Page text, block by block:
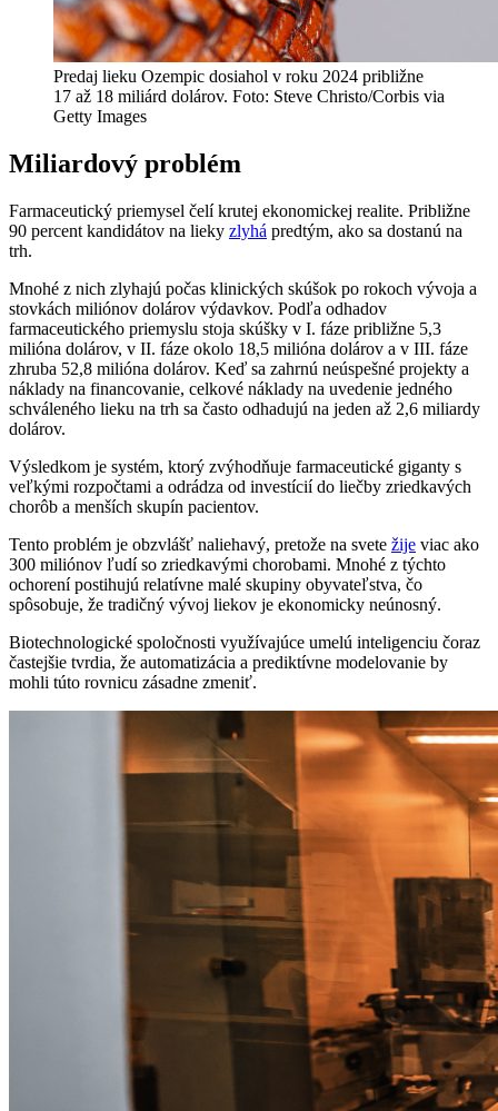
Predaj lieku Ozempic dosiahol v roku 2024 približne
17 až 18 miliárd dolárov. Foto: Steve Christo/Corbis via
Getty Images
Miliardový problém
Farmaceutický priemysel čelí krutej ekonomickej realite. Približne
90 percent kandidátov na lieky zlyhá predtým, ako sa dostanú na
trh.
Mnohé z nich zlyhajú počas klinických skúšok po rokoch vývoja a
stovkách miliónov dolárov výdavkov. Podľa odhadov
farmaceutického priemyslu stoja skúšky v I. fáze približne 5,3
milióna dolárov, v II. fáze okolo 18,5 milióna dolárov a v III. fáze
zhruba 52,8 milióna dolárov. Keď sa zahrnú neúspešné projekty a
náklady na financovanie, celkové náklady na uvedenie jedného
schváleného lieku na trh sa často odhadujú na jeden až 2,6 miliardy
dolárov.
Výsledkom je systém, ktorý zvýhodňuje farmaceutické giganty s
veľkými rozpočtami a odrádza od investícií do liečby zriedkavých
chorôb a menších skupín pacientov.
Tento problém je obzvlášť naliehavý, pretože na svete žije viac ako
300 miliónov ľudí so zriedkavými chorobami. Mnohé z týchto
ochorení postihujú relatívne malé skupiny obyvateľstva, čo
spôsobuje, že tradičný vývoj liekov je ekonomicky neúnosný.
Biotechnologické spoločnosti využívajúce umelú inteligenciu čoraz
častejšie tvrdia, že automatizácia a prediktívne modelovanie by
mohli túto rovnicu zásadne zmeniť.